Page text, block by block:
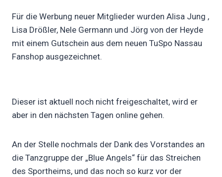
Für die Werbung neuer Mitglieder wurden Alisa Jung ,
Lisa Drößler, Nele Germann und Jörg von der Heyde
mit einem Gutschein aus dem neuen TuSpo Nassau
Fanshop ausgezeichnet.
Dieser ist aktuell noch nicht freigeschaltet, wird er
aber in den nächsten Tagen online gehen.
An der Stelle nochmals der Dank des Vorstandes an
die Tanzgruppe der „Blue Angels“ für das Streichen
des Sportheims, und das noch so kurz vor der